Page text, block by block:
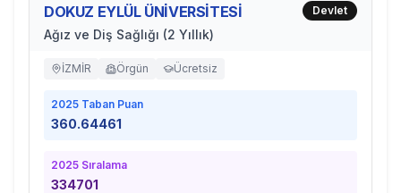
DOKUZ EYLÜL ÜNİVERSİTESİ
Ağız ve Diş Sağlığı (2 Yıllık)
Devlet
İZMİR Örgün Ücretsiz
2025 Taban Puan
360.64461
2025 Sıralama
334701